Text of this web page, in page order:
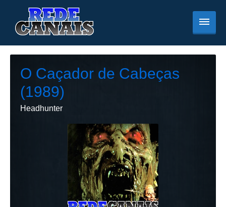
O Caçador de Cabeças
(1989)
Headhunter